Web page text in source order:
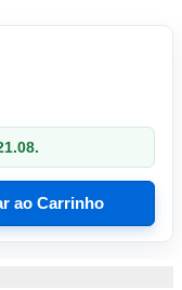
ao Carrinho